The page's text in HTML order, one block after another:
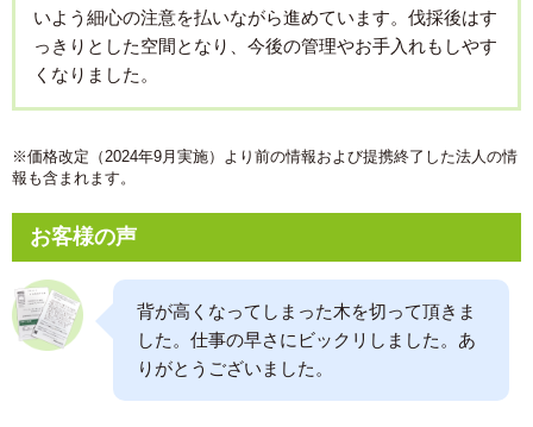
いよう細心の注意を払いながら進めています。伐採後はす
っきりとした空間となり、今後の管理やお手入れもしやす
くなりました。
※価格改定（2024年9月実施）より前の情報および提携終了した法人の情
報も含まれます。
お客様の声
背が高くなってしまった木を切って頂きま
した。仕事の早さにビックリしました。あ
りがとうございました。